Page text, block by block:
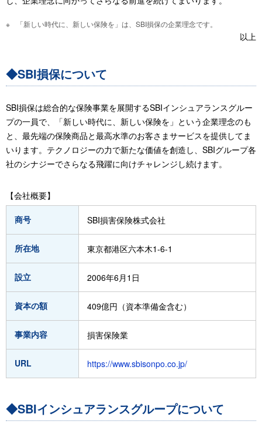
「新しい時代に、新しい保険を」は、SBI損保の企業理念です。
以上
◆SBI損保について
SBI損保は総合的な保険事業を展開するSBIインシュアランスグルー
プの一員で、「新しい時代に、新しい保険を」という企業理念のも
と、最先端の保険商品と最高水準のお客さまサービスを提供してま
いります。テクノロジーの力で新たな価値を創造し、SBIグループ各
社のシナジーでさらなる飛躍に向けチャレンジし続けます。
【会社概要】
商号 SBI損害保険株式会社
所在地 東京都港区六本木1-6-1
設立 2006年6月1日
資本の額 409億円（資本準備金含む）
事業内容 損害保険業
URL https://www.sbisonpo.co.jp/
◆SBIインシュアランスグループについて